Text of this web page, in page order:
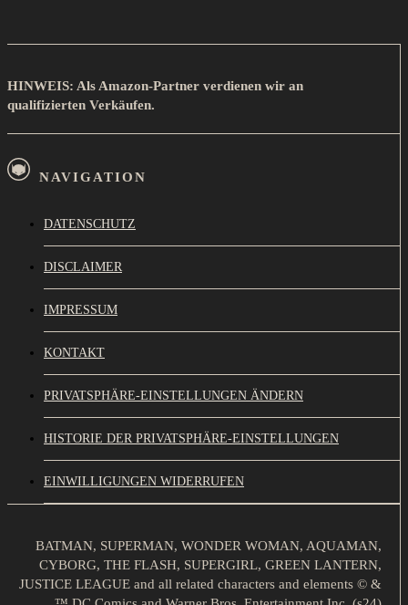
HINWEIS: Als Amazon-Partner verdienen wir an
qualifizierten Verkäufen.
NAVIGATION
DATENSCHUTZ
DISCLAIMER
IMPRESSUM
KONTAKT
PRIVATSPHÄRE-EINSTELLUNGEN ÄNDERN
HISTORIE DER PRIVATSPHÄRE-EINSTELLUNGEN
EINWILLIGUNGEN WIDERRUFEN
BATMAN, SUPERMAN, WONDER WOMAN, AQUAMAN,
CYBORG, THE FLASH, SUPERGIRL, GREEN LANTERN,
JUSTICE LEAGUE and all related characters and elements © &